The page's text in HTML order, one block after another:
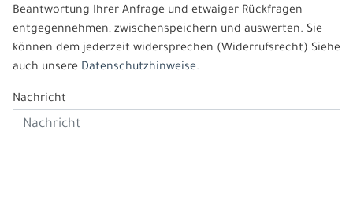
Beantwortung Ihrer Anfrage und etwaiger Rückfragen
entgegennehmen, zwischenspeichern und auswerten. Sie
können dem jederzeit widersprechen (Widerrufsrecht) Siehe
auch unsere Datenschutzhinweise.
Nachricht